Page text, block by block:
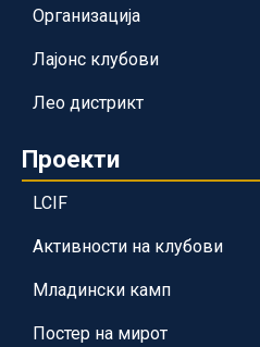
Организација
Лајонс клубови
Лео дистрикт
Проекти
LCIF
Активности на клубови
Младински камп
Постер на мирот